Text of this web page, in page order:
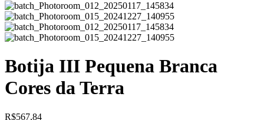
Botija III Pequena Branca
Cores da Terra
R$567,84